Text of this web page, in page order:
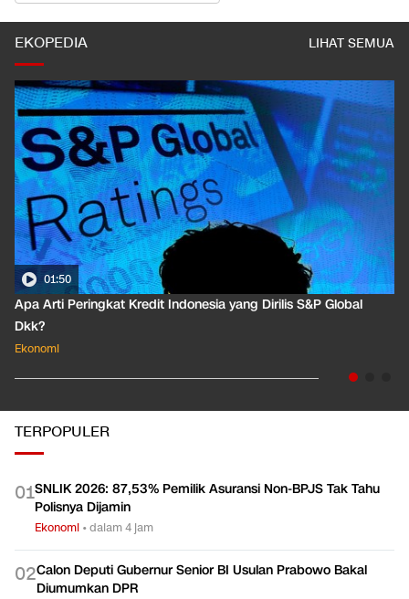
EKOPEDIA LIHAT SEMUA
01:50
Apa Arti Peringkat Kredit Indonesia yang Dirilis S&P Global
Dkk?
Ekonomi
TERPOPULER
01SNLIK 2026: 87,53% Pemilik Asuransi Non-BPJS Tak Tahu
Polisnya Dijamin
Ekonomi •dalam 4 jam
02Calon Deputi Gubernur Senior BI Usulan Prabowo Bakal
Diumumkan DPR